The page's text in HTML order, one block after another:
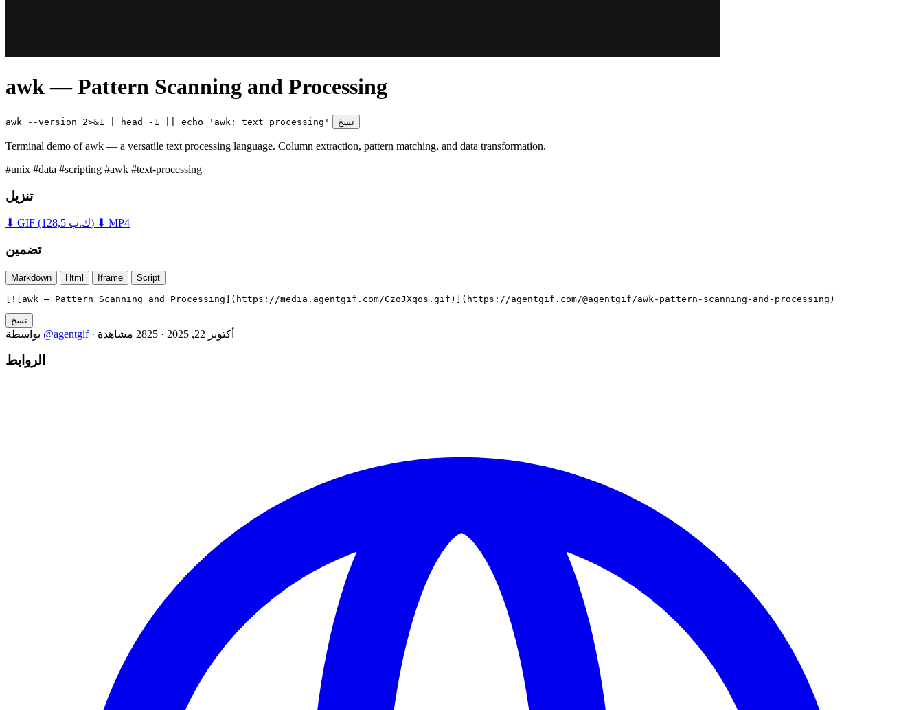
awk — Pattern Scanning and Processing
awk --version 2>&1 | head -1 || echo 'awk: text processing' نسخ
Terminal demo of awk — a versatile text processing language. Column extraction, pattern matching, and data transformation.
#unix #data #scripting #awk #text-processing
تنزيل
⬇ GIF (128,5 ك.ب) ⬇ MP4
تضمين
Markdown Html Iframe Script
[![awk — Pattern Scanning and Processing](https://media.agentgif.com/CzoJXqos.gif)](https://agentgif.com/@agentgif/awk-pattern-scanning-and-processing)
نسخ
بواسطة @agentgif · أكتوبر 22, 2025 · 2825 مشاهدة
الروابط